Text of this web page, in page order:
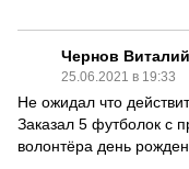
Чернов Виталий
25.06.2021 в 19:33
Не ожидал что
Заказал 5 футболок с
волонтёра день